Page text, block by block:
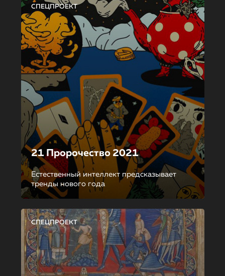
СПЕЦПРОЕКТ
21 Пророчество 2021
Естественный интеллект предсказывает
тренды нового года
СПЕЦПРОЕКТ